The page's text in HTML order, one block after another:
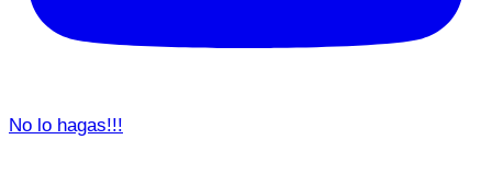
No lo hagas!!!